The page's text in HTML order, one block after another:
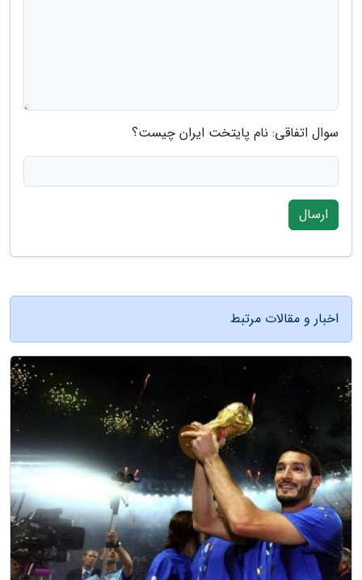
سوال اتفاقی: نام پایتخت ایران چیست؟
ارسال
اخبار و مقالات مرتبط